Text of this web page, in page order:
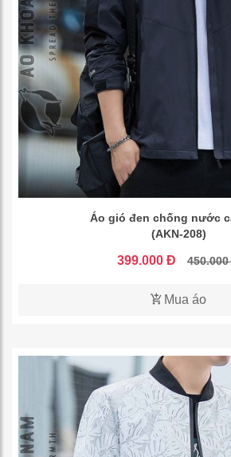
Áo gió đen chống nước
(AKN-208)
399.000 Đ
Mua áo